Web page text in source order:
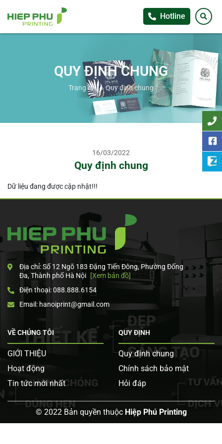
Hotline
QUY ĐỊNH CHUNG
Trang chủ»Quy định chung
16/03/2022
Quy định chung
Dữ liệu đang được cập nhật!!!
Địa chỉ: Số 12 Ngõ 183 Đặng Tiến Đông, Phường Đống
Đa, Thành phố Hà Nội
[Xem bản đồ]
Điện thoại: 088.888.6154
Email: hanoiprint@gmail.com
VỀ CHÚNG TÔI
GIỚI THIỆU
Hoạt động
Tin tức mới nhất
QUY ĐỊNH
Quy định chung
Chính sách bảo mật
Hỏi đáp
© 2022 Bản quyền thuộc Hiệp Phú Printing